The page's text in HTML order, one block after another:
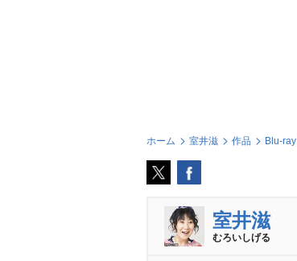
ホーム 室井滋 作品 Blu-ray
室井滋
むろいしげる